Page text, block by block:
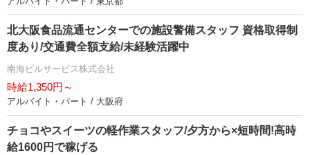
北大阪食品流通センターでの施設警備スタッフ 資格取得制
度あり/交通費全額支給/未経験活躍中
南海ビルサービス株式会社
時給1,350円～
アルバイト・パート / 大阪府
チョコやスイーツの軽作業スタッフ/夕方から×短時間!高時
給1600円で稼げる